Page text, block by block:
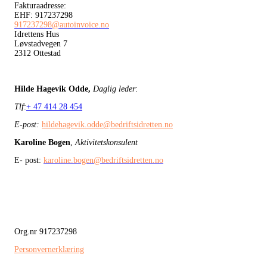
Fakturaadresse:
EHF: 917237298
917237298@autoinvoice.no
Idrettens Hus
Løvstadvegen 7
2312 Ottestad
Hilde Hagevik Odde, Daglig leder:
Tlf:+ 47 414 28 454
E-post: hildehagevik.odde@bedriftsidretten.no
Karoline Bogen Aktivitetskonsulent
E- post: karoline.bogen@bedriftsidretten.no
Org.nr 917237298
Personvernerklæring